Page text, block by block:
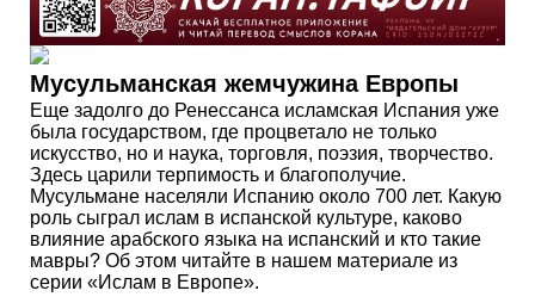
Мусульманская жемчужина Европы
Еще задолго до Ренессанса исламская Испания уже
была государством, где процветало не только
искусство, но и наука, торговля, поэзия, творчество.
Здесь царили терпимость и благополучие.
Мусульмане населяли Испанию около 700 лет. Какую
роль сыграл ислам в испанской культуре, каково
влияние арабского языка на испанский и кто такие
мавры? Об этом читайте в нашем материале из
серии «Ислам в Европе».